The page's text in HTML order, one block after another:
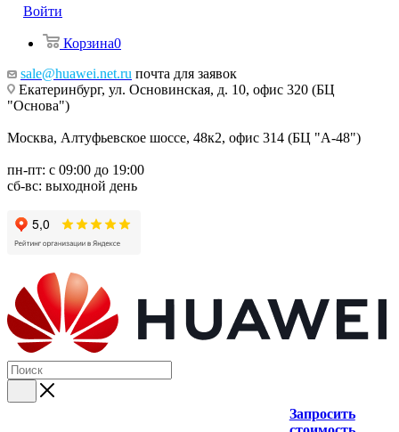
Войти
Корзина0
sale@huawei.net.ru почта для заявок
Екатеринбург, ул. Основинская, д. 10, офис 320 (БЦ
"Основа")
Москва, Алтуфьевское шоссе, 48к2, офис 314 (БЦ "А-48")
пн-пт: с 09:00 до 19:00
сб-вс: выходной день
Запросить